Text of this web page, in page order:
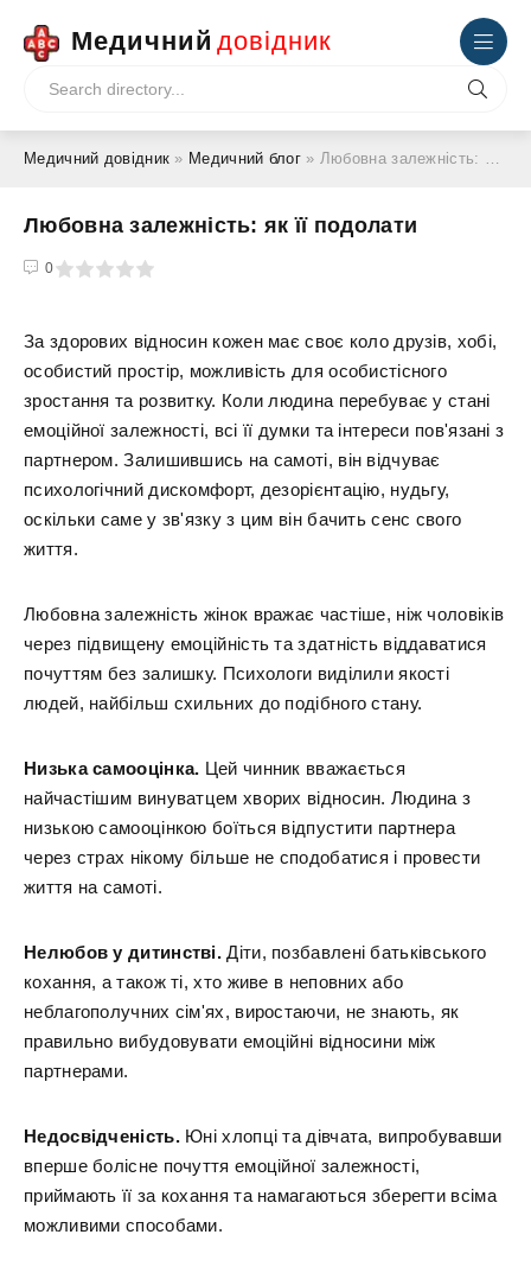
Медичний довідник
Медичний довідник » Медичний блог» Любовна залежність: як її подолати
Любовна залежність: як її подолати
0
5
За здорових відносин кожен має своє коло друзів, хобі,
особистий простір, можливість для особистісного
зростання та розвитку. Коли людина перебуває у стані
емоційної залежності, всі її думки та інтереси пов'язані з
партнером. Залишившись на самоті, він відчуває
психологічний дискомфорт, дезорієнтацію, нудьгу,
оскільки саме у зв'язку з цим він бачить сенс свого
життя.
Любовна залежність жінок вражає частіше, ніж чоловіків
через підвищену емоційність та здатність віддаватися
почуттям без залишку. Психологи виділили якості
людей, найбільш схильних до подібного стану.
Низька самооцінка. Цей чинник вважається
найчастішим винуватцем хворих відносин. Людина з
низькою самооцінкою боїться відпустити партнера
через страх нікому більше не сподобатися і провести
життя на самоті.
Нелюбов у дитинстві.Діти, позбавлені батьківського
кохання, а також ті, хто живе в неповних або
неблагополучних сім'ях, виростаючи, не знають, як
правильно вибудовувати емоційні відносини між
партнерами.
Недосвідченість. Юні хлопці та дівчата, випробувавши
вперше болісне почуття емоційної залежності,
приймають її за кохання та намагаються зберегти всіма
можливими способами.